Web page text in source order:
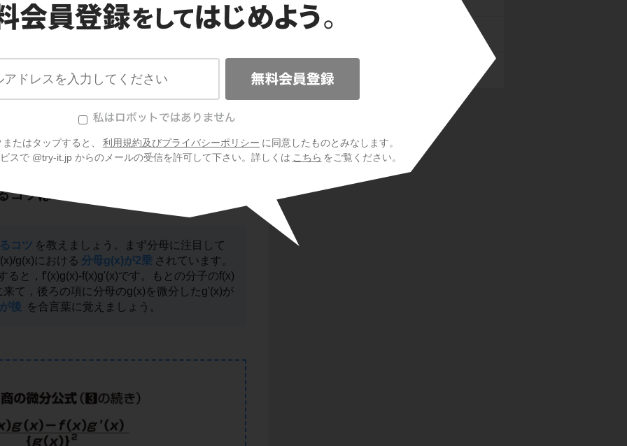
たはタップすると、 利用規約及びプライバシーポリシー に同意したものとみなします。
スで @try-it.jp からのメールの受信を許可して下さい。詳しくは こちら をご覧ください。
f'(x)g(x)-f(x)g'(x) です。かなり式が長くてや
コツは？
コツ を教えましょう。まず分母に注目して
g(x)における 分母g(x)が2乗 されています。
ると，f'(x)g(x)-f(x)g'(x)です。もとの分子のf(x)
て，後ろの項に分母のg(x)を微分したg'(x)が
後 を合言葉に覚えましょう。
積分法とその応用